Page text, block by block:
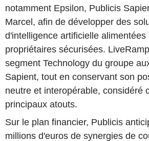
notamment Epsilon, Publicis
Marcel, afin de développer des
d'intelligence artificielle
propriétaires sécurisées.
segment Technology du groupe
Sapient, tout en conservant son
neutre et interopérable, considéré
principaux atouts.
Sur le plan financier, Publicis
millions d'euros de synergies de